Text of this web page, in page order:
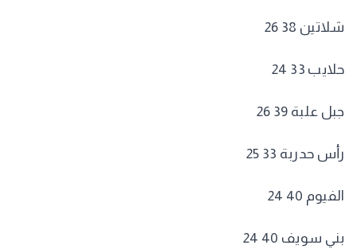
شلاتين 38 26
حلايب 33 24
جبل علبة 39 26
رأس حدربة 33 25
الفيوم 40 24
بني سويف 40 24